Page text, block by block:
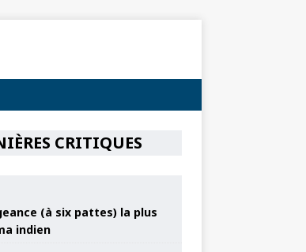
CRITIQUES
(à six pattes) la plus
indien